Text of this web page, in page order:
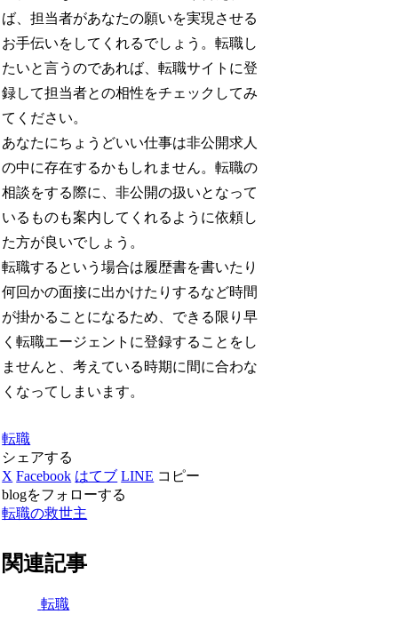
ば、担当者があなたの願いを実現させる
お手伝いをしてくれるでしょう。転職し
たいと言うのであれば、転職サイトに登
録して担当者との相性をチェックしてみ
てください。
あなたにちょうどいい仕事は非公開求人
の中に存在するかもしれません。転職の
相談をする際に、非公開の扱いとなって
いるものも案内してくれるように依頼し
た方が良いでしょう。
転職するという場合は履歴書を書いたり
何回かの面接に出かけたりするなど時間
が掛かることになるため、できる限り早
く転職エージェントに登録することをし
ませんと、考えている時期に間に合わな
くなってしまいます。
転職
シェアする
X Facebook はてブ LINE コピー
blogをフォローする
転職の救世主
関連記事
転職